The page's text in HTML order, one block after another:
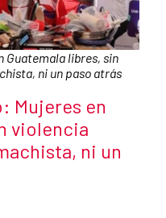
Guatemala libres, sin
ni un paso atrás
Mujeres en
violencia
ni un